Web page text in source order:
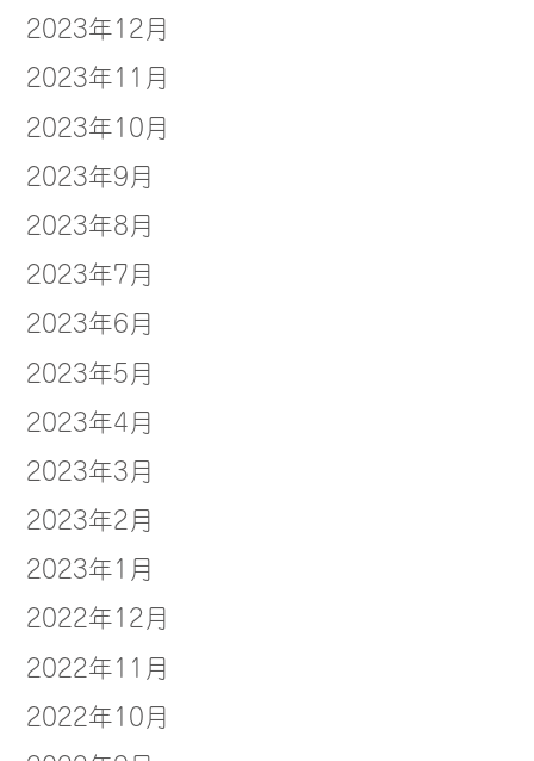
2023年12月
2023年11月
2023年10月
2023年9月
2023年8月
2023年7月
2023年6月
2023年5月
2023年4月
2023年3月
2023年2月
2023年1月
2022年12月
2022年11月
2022年10月